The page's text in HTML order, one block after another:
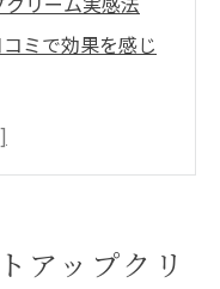
ミで効果を感じ
ップクリーム口
ミで分かる効果
アップクリ